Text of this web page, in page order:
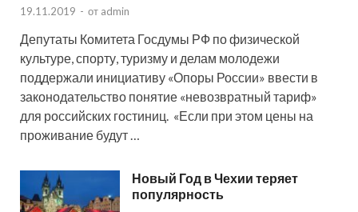
19.11.2019 - от admin
Депутаты Комитета Госдумы РФ по физической
культуре, спорту, туризму и делам молодежи
поддержали инициативу «Опоры России» ввести в
законодательство понятие «невозвратный тариф»
для российских гостиниц. «Если при этом цены на
проживание будут …
Новый Год в Чехии теряет
популярность